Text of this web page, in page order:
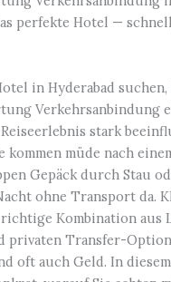
perfekte Hotel —
in Hyderabad
Verkehrsanbindung
stark
kommen müde nach
Gepäck durch Stau
ohne Transport da.
Kombination aus
privaten Transfer-
oft auch Geld. In